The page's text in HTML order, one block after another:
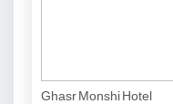
Ghasr Monshi Hotel